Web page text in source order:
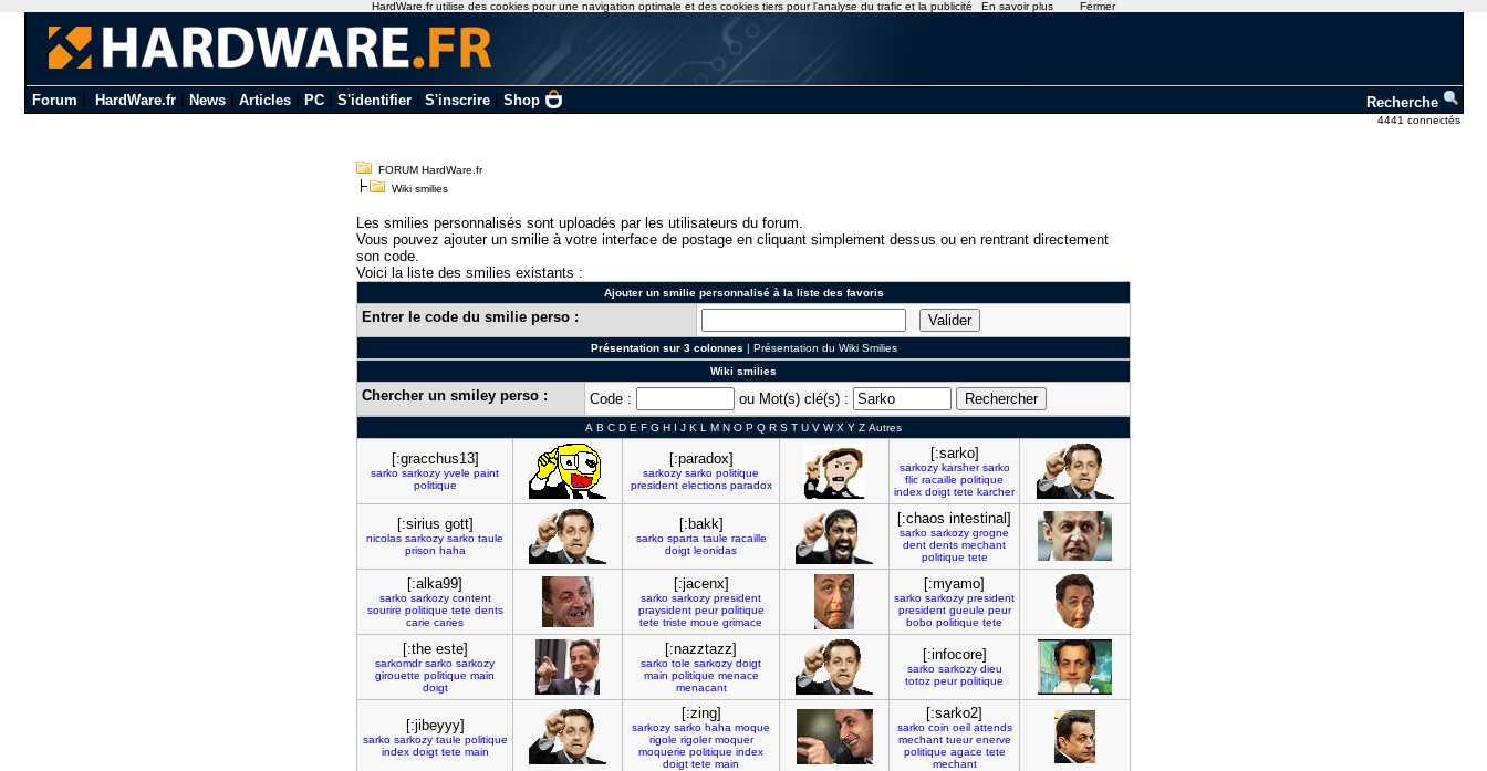
Forum HardWare.fr| News| Articles| PC| S'identifier| S'inscrire| Shop Recherche
4441 connectés
FORUM HardWare.fr
Wiki smilies
Les smilies personnalisés sont uploadés par les utilisateurs du forum.
Vous pouvez ajouter un smilie à votre interface de postage en cliquant simplement dessus ou en rentrant directement
son code.
Voici la liste des smilies existants :
Ajouter un smilie personnalisé à la liste des favoris
Entrer le code du smilie perso :
Présentation sur 3 colonnes | Présentation du Wiki Smilies
Wiki smilies
Chercher un smiley perso : Code : ou Mot(s) clé(s) :
A B C D E F G H I J K L M N O P Q R S T U V W X Y Z Autres
[:gracchus13]
sarko sarkozy yvele paint
politique
[:paradox]
sarkozy sarko politique
president elections paradox
[:sarko]
sarkozy karsher sarko
flic racaille politique
index doigt tete karcher
[:sirius gott]
nicolas sarkozy sarko taule
prison haha
[:bakk]
sarko sparta taule racaille
doigt leonidas
[:chaos intestinal]
sarko sarkozy grogne
dent dents mechant
politique tete
[:alka99]
sarko sarkozy content
sourire politique tete dents
carie caries
[:jacenx]
sarko sarkozy president
praysident peur politique
tete triste moue grimace
[:myamo]
sarko sarkozy president
president gueule peur
bobo politique tete
[:the este]
sarkomdr sarko sarkozy
girouette politique main
doigt
[:nazztazz]
sarko tole sarkozy doigt
main politique menace
menacant
[:infocore]
sarko sarkozy dieu
totoz peur politique
[:jibeyyy]
sarko sarkozy taule politique
index doigt tete main
[:zing]
sarkozy sarko haha moque
rigole rigoler moquer
moquerie politique index
doigt tete main
[:sarko2]
sarko coin oeil attends
mechant tueur enerve
politique agace tete
mechant
HardWare.fr utilise des cookies pour une navigation optimale et des cookies tiers pour l'analyse du trafic et la publicité En savoir plus Fermer